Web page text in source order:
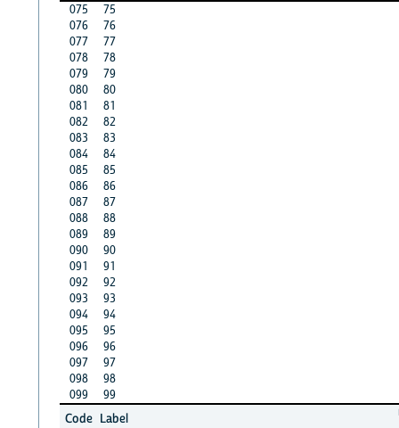
075
75
076
76
077
77
078
78
079
79
080
80
081
81
082
82
083
83
084
84
085
85
086
86
087
87
088
88
089
89
090
90
091
91
092
92
093
93
094
94
095
95
096
96
097
97
098
98
099
99
Code Label